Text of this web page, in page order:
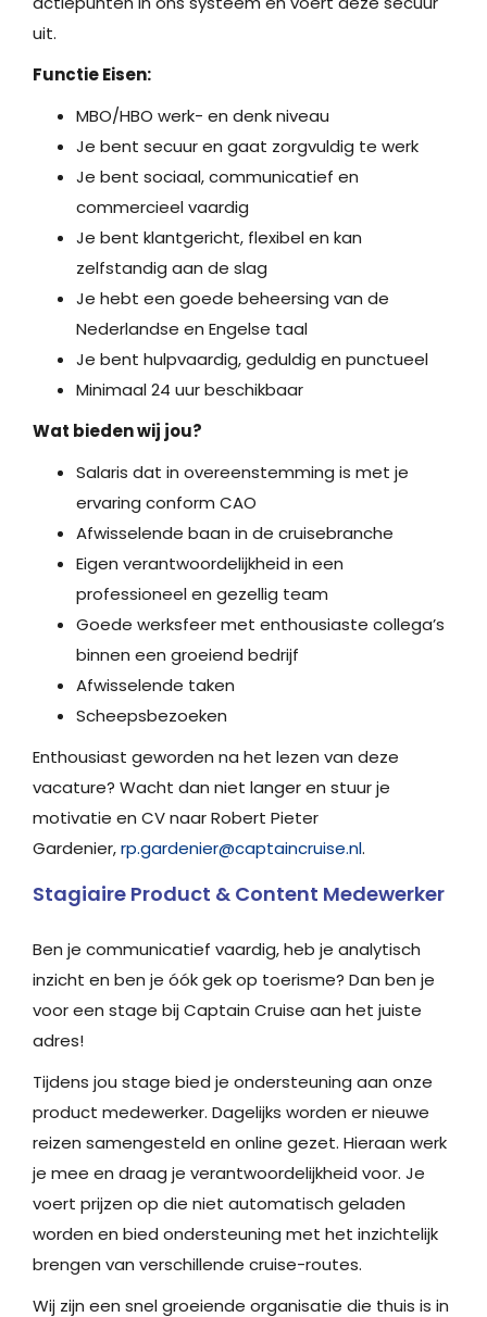
uit.
Functie Eisen:
MBO/HBO werk- en denk niveau
Je bent secuur en gaat zorgvuldig te werk
Je bent sociaal, communicatief en
commercieel vaardig
Je bent klantgericht, flexibel en kan
zelfstandig aan de slag
Je hebt een goede beheersing van de
Nederlandse en Engelse taal
Je bent hulpvaardig, geduldig en punctueel
Minimaal 24 uur beschikbaar
Wat bieden wij jou?
Salaris dat in overeenstemming is met je
ervaring conform CAO
Afwisselende baan in de cruisebranche
Eigen verantwoordelijkheid in een
professioneel en gezellig team
Goede werksfeer met enthousiaste collega’s
binnen een groeiend bedrijf
Afwisselende taken
Scheepsbezoeken
Enthousiast geworden na het lezen van deze
vacature? Wacht dan niet langer en stuur je
motivatie en CV naar Robert Pieter
Gardenier,rp.gardenier@captaincruise.nl.
Stagiaire Product & Content Medewerker
Ben je communicatief vaardig, heb je analytisch
inzicht en ben je óók gek op toerisme? Dan ben je
voor een stage bij Captain Cruise aan het juiste
adres!
Tijdens jou stage bied je ondersteuning aan onze
product medewerker. Dagelijks worden er nieuwe
reizen samengesteld en online gezet. Hieraan werk
je mee en draag je verantwoordelijkheid voor. Je
voert prijzen op die niet automatisch geladen
worden en bied ondersteuning met het inzichtelijk
brengen van verschillende cruise-routes.
Wij zijn een snel groeiende organisatie die thuis is in